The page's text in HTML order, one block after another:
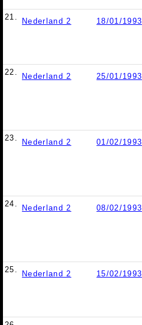
21. Nederland 2 18/01/1993
22. Nederland 2 25/01/1993
23. Nederland 2 01/02/1993
24. Nederland 2 08/02/1993
25. Nederland 2 15/02/1993